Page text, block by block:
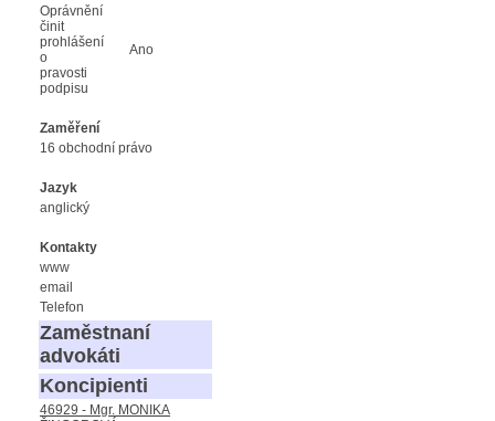
Oprávnění
činit
prohlášení
o
pravosti
podpisu
Ano
Zaměření
16 obchodní právo
Jazyk
anglický
Kontakty
www
email
Telefon
Zaměstnaní
advokáti
Koncipienti
46929 - Mgr. MONIKA